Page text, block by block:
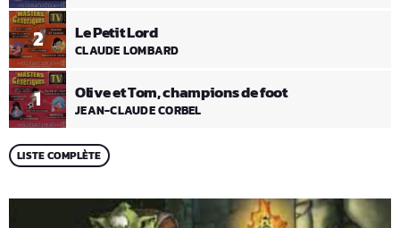
1 Olive et Tom, champions de foot
JEAN-CLAUDE CORBEL
2 Le Petit Lord
CLAUDE LOMBARD
LISTE COMPLÈTE